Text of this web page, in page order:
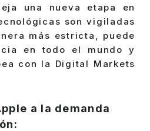
una nueva etapa en
son vigiladas
más estricta, puede
en todo el mundo y
con la Digital Markets
a la demanda